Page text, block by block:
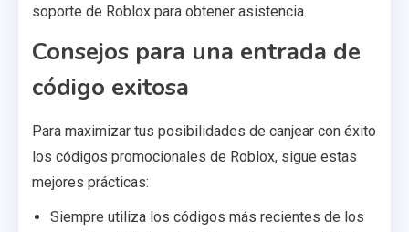
soporte de Roblox para obtener asistencia.
Consejos para una entrada de
código exitosa
Para maximizar tus posibilidades de canjear con éxito
los códigos promocionales de Roblox, sigue estas
mejores prácticas:
Siempre utiliza los códigos más recientes de los